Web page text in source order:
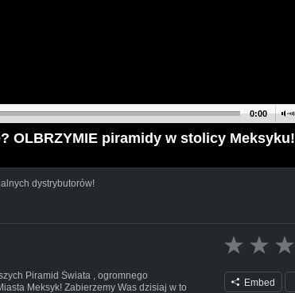
0:00
OLBRZYMIE piramidy w stolicy Meksyku!
dystrybutorów!
Piramid Świata , ogromnego
Meksyk! Zabierzemy Was dzisiaj w to
Embed